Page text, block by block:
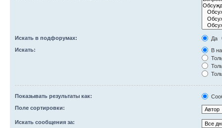
Искать в подфорумах:
Да
Искать:
В
Показывать результаты как:
Поле сортировки:
Искать сообщения за: